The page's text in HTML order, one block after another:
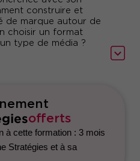
construire et
de marque autour de
choisir un format
type de média ?
complet des
et vous permettra de
rapport avec votre
les
client avec des
offerts
à cette formation : 3 mois
Stratégies et à sa